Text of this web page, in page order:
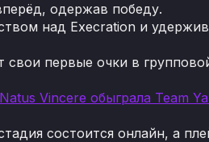
одержав победу.
над Execration и
первые очки в
Vincere обыграла Team
состоится онлайн, а